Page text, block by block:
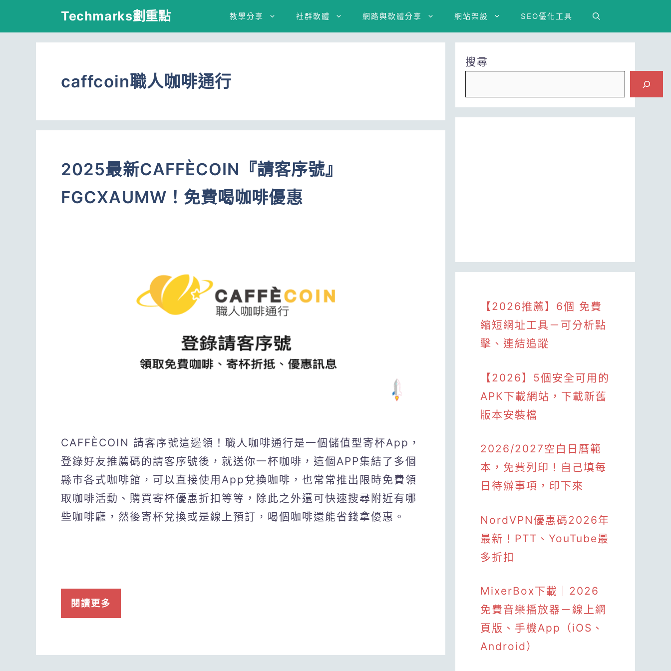
Techmarks劃重點 教學分享 社群軟體 網路與軟體分享 網站架設 SEO優化工具
caffcoin職人咖啡通行
2025最新CAFFÈCOIN『請客序號』
FGCXAUMW！免費喝咖啡優惠
CAFFÈCOIN 請客序號這邊領！職人咖啡通行是一個儲值型寄杯App，
登錄好友推薦碼的請客序號後，就送你一杯咖啡，這個APP集結了多個
縣市各式咖啡館，可以直接使用App兌換咖啡，也常常推出限時免費領
取咖啡活動、購買寄杯優惠折扣等等，除此之外還可快速搜尋附近有哪
些咖啡廳，然後寄杯兌換或是線上預訂，喝個咖啡還能省錢拿優惠。
閱讀更多
搜尋
【2026推薦】6個 免費
縮短網址工具－可分析點
擊、連結追蹤
【2026】5個安全可用的
APK下載網站，下載新舊
版本安裝檔
2026/2027空白日曆範
本，免費列印！自己填每
日待辦事項，印下來
NordVPN優惠碼2026年
最新！PTT、YouTube最
多折扣
MixerBox下載｜2026
免費音樂播放器－線上網
頁版、手機App（iOS、
Android）